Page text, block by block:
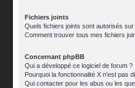
Fichiers joints
Quels fichiers joints sont autorisés
Comment trouver tous mes fichiers
Concernant phpBB
Qui a développé ce logiciel de forum ?
Pourquoi la fonctionnalité X n’est pas
Qui contacter pour les abus ou les